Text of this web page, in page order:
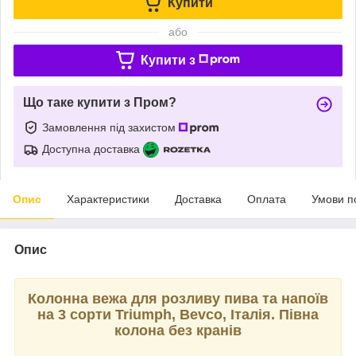
або
Купити з
Що таке купити з Пром?
Замовлення під захистом
Доступна доставка
Опис Характеристики Доставка Оплата Умови
Опис
Колонна вежа для розливу пива та напоїв
на 3 сорти Triumph, Bevco, Італія. Півна
колона без кранів